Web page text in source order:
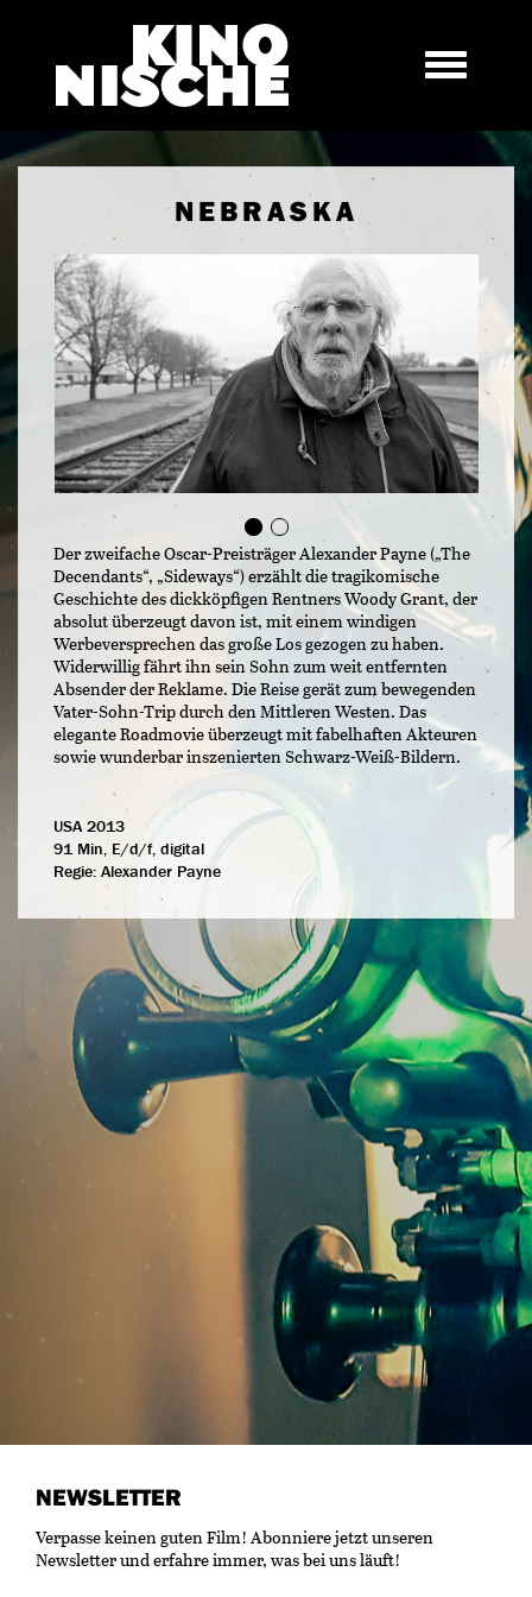
NEBRASKA
Der zweifache Oscar-Preisträger Alexander Payne („The
Decendants“, „Sideways“) erzählt die tragikomische
Geschichte des dickköpfigen Rentners Woody Grant, der
absolut überzeugt davon ist, mit einem windigen
Werbeversprechen das große Los gezogen zu haben.
Widerwillig fährt ihn sein Sohn zum weit entfernten
Absender der Reklame. Die Reise gerät zum bewegenden
Vater-Sohn-Trip durch den Mittleren Westen. Das
elegante Roadmovie überzeugt mit fabelhaften Akteuren
sowie wunderbar inszenierten Schwarz-Weiß-Bildern.
USA 2013
91 Min, E/d/f, digital
Regie: Alexander Payne
NEWSLETTER
Verpasse keinen guten Film! Abonniere jetzt unseren
Newsletter und erfahre immer, was bei uns läuft!